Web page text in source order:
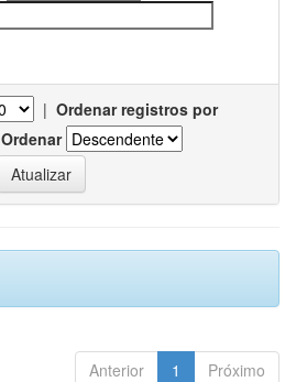
| Ordenar registros por
Ordenar
Anterior 1 Próximo